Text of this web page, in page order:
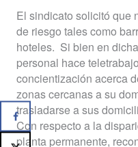
El sindicato solicitó que
de riesgo tales como
hoteles. Si bien en
personal hace
concientización acerca
zonas cercanas a su
trasladarse a sus
Con respecto a la
planta permanente,